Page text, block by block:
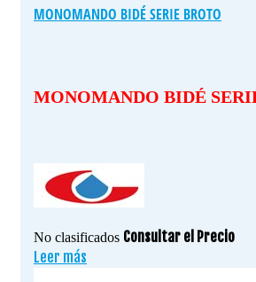
MONOMANDO BIDÉ SERIE BROTO
MONOMANDO BIDÉ
No clasificados Consultar el Precio
Leer más